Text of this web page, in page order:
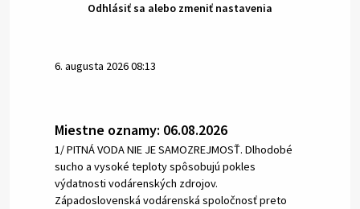
Odhlásiť sa alebo zmeniť nastavenia
6. augusta 2026 08:13
Miestne oznamy: 06.08.2026
1/ PITNÁ VODA NIE JE SAMOZREJMOSŤ. Dlhodobé
sucho a vysoké teploty spôsobujú pokles
výdatnosti vodárenských zdrojov.
Západoslovenská vodárenská spoločnosť preto